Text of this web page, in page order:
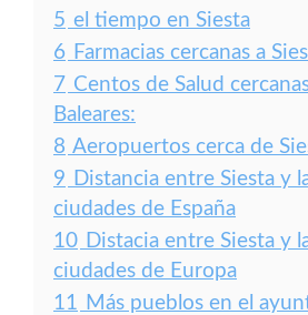
5 el tiempo en Siesta
6 Farmacias cercanas a
7 Centos de Salud
Baleares:
8 Aeropuertos cerca de
9 Distancia entre Siesta y
ciudades de España
10 Distacia entre Siesta y
ciudades de Europa
11 Más pueblos en el